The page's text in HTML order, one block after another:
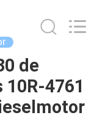
de
4761